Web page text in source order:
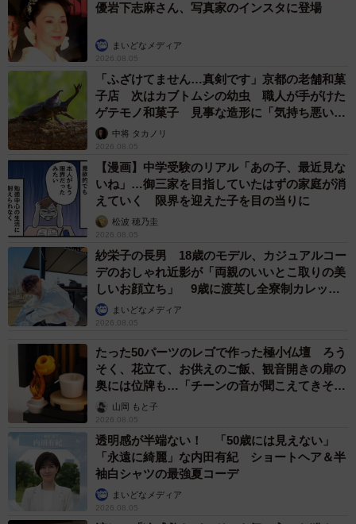
優岩下志麻さん、写真家のインスタに登場
まいどなメディア
2026.08.05
「ふざけてません…真剣です」京都の老舗和菓
子店 次はカブトムシの幼虫 職人が手がけた
ゲテモノ和菓子 見事な造形に「気持ち悪いく
らいリアル」
中将 タカノリ
2026.08.05
【漫画】中学受験のリアル「あの子、最近見な
いね」…御三家を目指していたはずの家庭が消
えていく 限界を迎えた子を目の当りに
松波 穂乃圭
2026.08.05
紗栄子の長男 18歳のモデル、カジュアルコー
デのおしゃれ近影が「両親のいいとこ取りの美
しいお顔立ち」 9歳に渡英し全寮制カレッジ
で学ぶまいどなメディア
2026.08.05
たった50パーツのレゴで作った極小仏壇 ろう
そく、花立て、お供えのご飯、観音開きの扉の
奥には位牌も…「チーンの音が聞こえてきそ
う」山岡 もと子
2026.08.05
透明感が半端ない！ 「50歳には見えない」
「永遠に綺麗」な内田有紀 ショートヘア＆半
袖白シャツの最強夏コーデ
まいどなメディア
2026.08.05